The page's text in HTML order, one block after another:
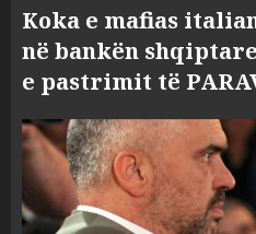
Koka e mafias
në bankën
e pastrimit të